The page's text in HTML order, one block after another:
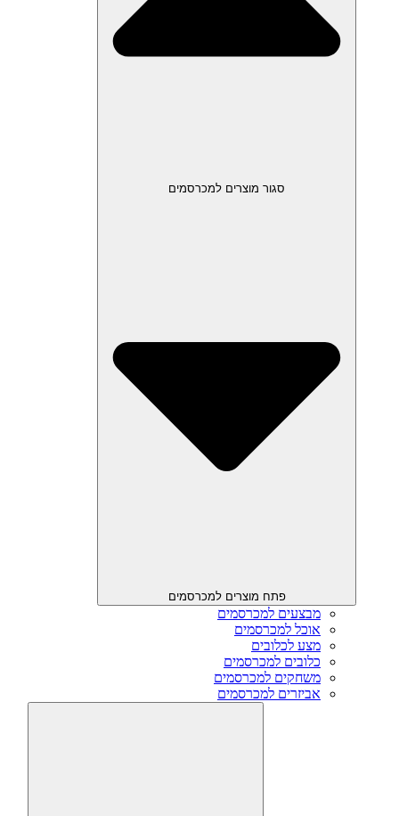
סגור מוצרים למכרסמים
פתח מוצרים למכרסמים
מבצעים למכרסמים
אוכל למכרסמים
מצע לכלובים
כלובים למכרסמים
משחקים למכרסמים
אביזרים למכרסמים